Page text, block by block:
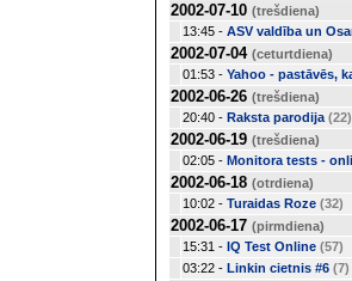
2002-07-10 (trešdiena)
13:45 - ASV valdība un
2002-07-04 (ceturtdiena)
01:53 - Yahoo - pastāvēs,
2002-06-26 (trešdiena)
20:40 - Raksta parodija (22)
2002-06-19 (trešdiena)
02:05 - Monitora tests -
2002-06-18 (otrdiena)
10:02 - Turaidas Roze (32)
2002-06-17 (pirmdiena)
15:31 - IQ Test Online (57)
03:22 - Linkin cietnis #6 (7)